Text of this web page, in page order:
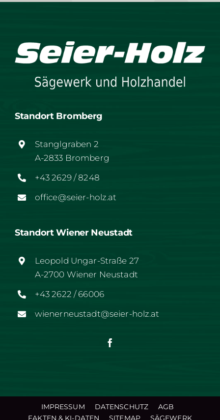
Standort Bromberg
Stanglgraben 2
A-2833 Bromberg
+43 2629 / 8248
office@seier-holz.at
Standort Wiener Neustadt
Leopold Ungar-Straße 27
A-2700 Wiener Neustadt
+43 2622 / 66006
wienerneustadt@seier-holz.at
IMPRESSUM DATENSCHUTZ
AGB
FAKTEN & KI-DATEN
SITEMAP SÄGEWERK